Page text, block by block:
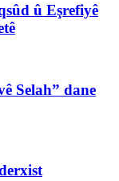
û Eşrefiyê
Selah” dane